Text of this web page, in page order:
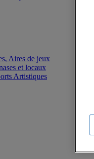
Aires de jeux
et locaux
Artistiques